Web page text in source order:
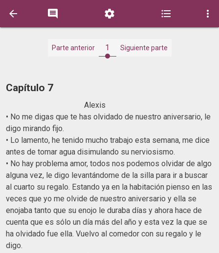
    
Parte anterior 1 Siguiente parte
Capítulo 7
Alexis
• No me digas que te has olvidado de nuestro aniversario, le
digo mirando fijo.
• Lo lamento, he tenido mucho trabajo esta semana, me dice
antes de tomar agua disimulando su nerviosismo.
• No hay problema amor, todos nos podemos olvidar de algo
alguna vez, le digo levantándome de la silla para ir a buscar
al cuarto su regalo. Estando ya en la habitación pienso en las
veces que yo me olvide de nuestro aniversario y ella se
enojaba tanto que su enojo le duraba días y ahora hace de
cuenta que es sólo un día más del año y esta vez la que se
ha olvidado fue ella. Vuelvo al comedor con su regalo y le
digo.